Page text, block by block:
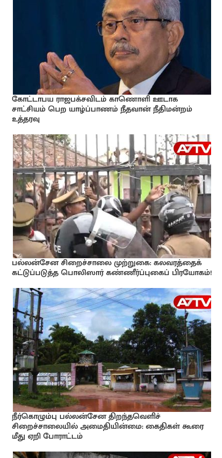
கோட்டாபய ராஜபக்சவிடம் காணொளி ஊடாக
சாட்சியம் பெற யாழ்ப்பாணம் நீதவான் நீதிமன்றம்
உத்தரவு
பல்லன்சேன சிறைச்சாலை முற்றுகை: கலவரத்தைக்
கட்டுப்படுத்த பொலிஸார் கண்ணீர்ப்புகைப் பிரயோகம்!
நீர்கொழும்பு பல்லன்சேன திறந்தவெளிச்
சிறைச்சாலையில் அமைதியின்மை: கைதிகள் கூரை
மீது ஏறி போராட்டம்